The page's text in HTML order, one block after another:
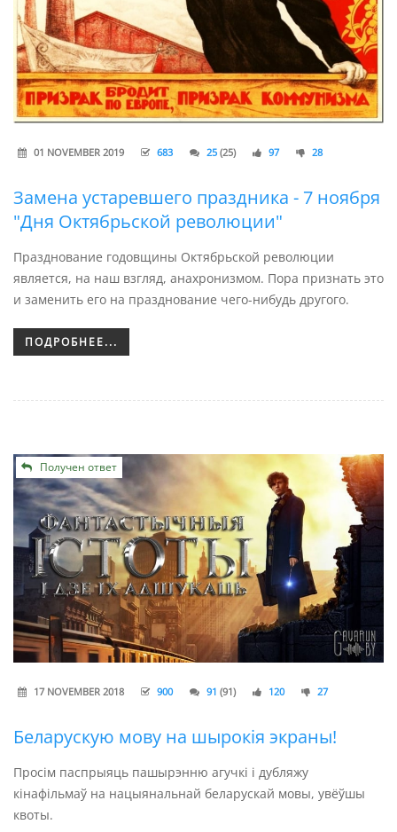
01 NOVEMBER 2019 683 25 (25) 97 28
Замена устаревшего праздника - 7 ноября
"Дня Октябрьской революции"
Празднование годовщины Октябрьской революции
является, на наш взгляд, анахронизмом. Пора признать это
и заменить его на празднование чего-нибудь другого.
ПОДРОБНЕЕ...
Получен ответ
17 NOVEMBER 2018 900 91 (91) 120 27
Беларускую мову на шырокія экраны!
Просім паспрыяць пашырэнню агучкі і дубляжу
кінафільмаў на нацыянальнай беларускай мовы, увёўшы
квоты.